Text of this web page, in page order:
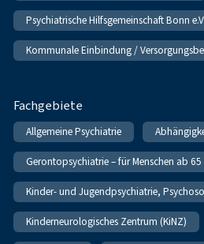
Psychiatrische Hilfsgemeinschaft Bonn e.V.
Kommunale Einbindung /
Fachgebiete
Allgemeine Psychiatrie
Gerontopsychiatrie – für Menschen ab 65
Kinder- und Jugendpsychiatrie,
Kinderneurologisches Zentrum (KiNZ)